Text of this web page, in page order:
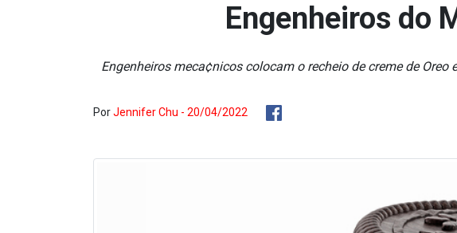
Engenheiros do
Engenheiros meca¢nicos colocam o recheio de creme de
PorJennifer Chu - 20/04/2022